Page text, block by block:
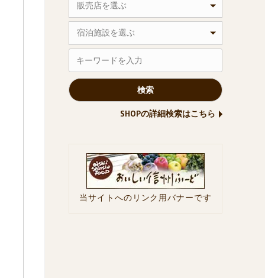
販売店を選ぶ
宿泊施設を選ぶ
SHOPの詳細検索はこちら
当サイトへのリンク用バナーです